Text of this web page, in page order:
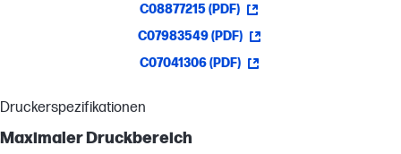
C08877215 (PDF)
C07983549 (PDF)
C07041306 (PDF)
Druckerspezifikationen
Maximaler Druckbereich